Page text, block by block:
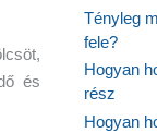
és
Tényleg
fele?
Hogyan
rész
Hogyan